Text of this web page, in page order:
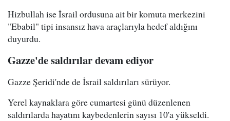
Hizbullah ise İsrail ordusuna ait bir komuta merkezini
"Ebabil" tipi insansız hava araçlarıyla hedef aldığını
duyurdu.
Gazze'de saldırılar devam ediyor
Gazze Şeridi'nde de İsrail saldırıları sürüyor.
Yerel kaynaklara göre cumartesi günü düzenlenen
saldırılarda hayatını kaybedenlerin sayısı 10'a yükseldi.